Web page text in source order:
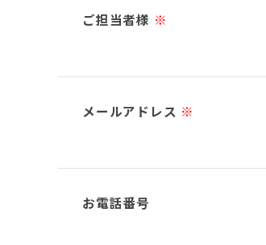
ご担当者様 ※
メールアドレス ※
お電話番号